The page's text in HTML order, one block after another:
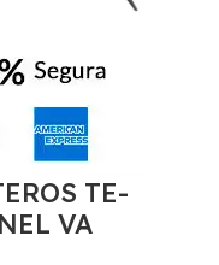
TE-
VA